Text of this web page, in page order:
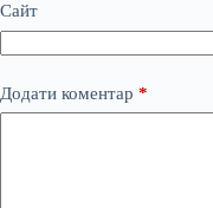
Сайт
Додати коментар *